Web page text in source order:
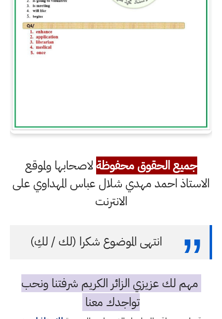
جميع الحقوق محفوظةلاصحابها ولموقع
الاستاذ احمد مهدي شلال عباس المهداوي على
الانترنت
انتهى الموضوع شكرا (لك / لكِ)
مهم لك عزيزي الزائر الكريم شرفتنا ونحب
تواجدك معنا